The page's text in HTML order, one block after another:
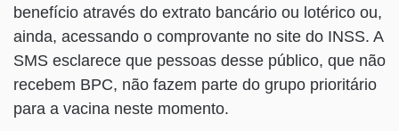
benefício através do extrato bancário ou lotérico ou,
ainda, acessando o comprovante no site do INSS. A
SMS esclarece que pessoas desse público, que não
recebem BPC, não fazem parte do grupo prioritário
para a vacina neste momento.